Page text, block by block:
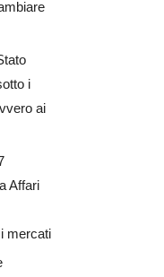
i
ai
Affari
mercati